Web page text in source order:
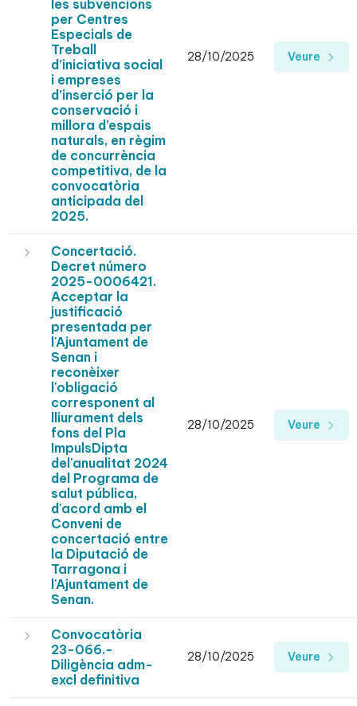
les subvencions
per Centres
Especials de
Treball
d’iniciativa social
i empreses
d’inserció per la
conservació i
millora d’espais
naturals, en règim
de concurrència
competitiva, de la
convocatòria
anticipada del
2025.
28/10/2025 Veure
Concertació.
Decret número
2025-0006421.
Acceptar la
justificació
presentada per
l'Ajuntament de
Senan i
reconèixer
l'obligació
corresponent al
lliurament dels
fons del Pla
ImpulsDipta
del'anualitat 2024
del Programa de
salut pública,
d'acord amb el
Conveni de
concertació entre
la Diputació de
Tarragona i
l'Ajuntament de
Senan.
28/10/2025 Veure
Convocatòria
23-066.-
Diligència adm-
excl definitiva
28/10/2025 Veure